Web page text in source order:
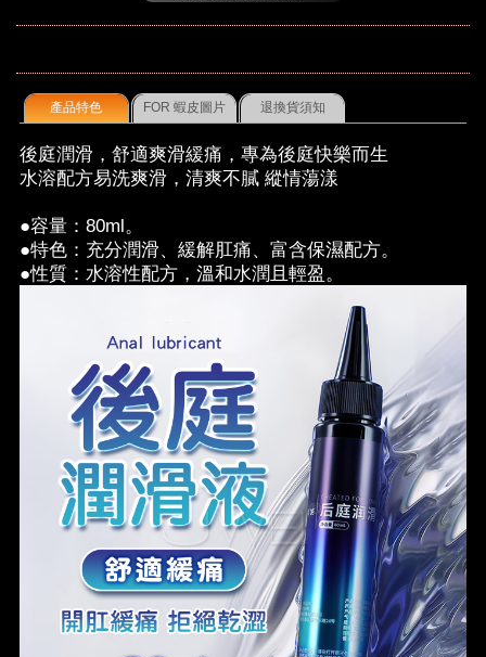
產品特色 FOR 蝦皮圖片 退換貨須知
後庭潤滑，舒適爽滑緩痛，專為後庭快樂而生
水溶配方易洗爽滑，清爽不膩 縱情蕩漾
●容量：80ml。
●特色：充分潤滑、緩解肛痛、富含保濕配方。
●性質：水溶性配方，溫和水潤且輕盈。